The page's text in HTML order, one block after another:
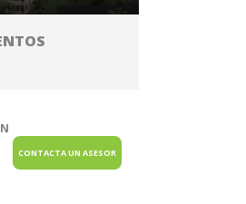
CONTACTA UN ASESOR